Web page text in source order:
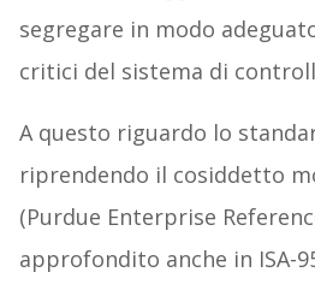
segregare in modo
critici del sistema di
A questo riguardo lo
riprendendo il cosiddetto
(Purdue Enterprise
approfondito anche in ISA-